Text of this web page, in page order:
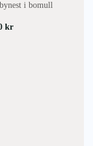
i bomull
kr